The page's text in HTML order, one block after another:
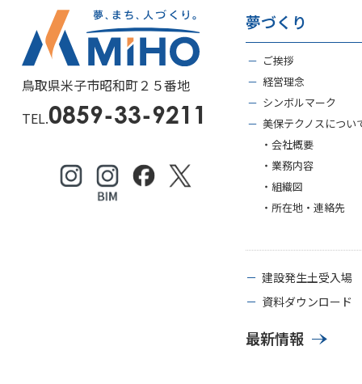
鳥取県米子市昭和町２５番地
TEL.0859-33-9211
夢づくり
－ ご挨拶
－ 経営理念
－ シンボルマーク
－ 美保テクノスについ
・会社概要
・業務内容
・組織図
・所在地・連絡先
－ 建設発生土受入場
－ 資料ダウンロード
最新情報